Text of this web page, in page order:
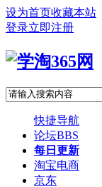
设为首页收藏本站
登录立即注册
快捷导航
论坛BBS
每日更新
淘宝电商
京东